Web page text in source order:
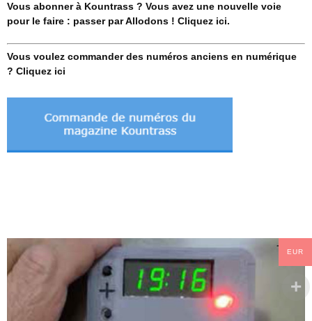
Vous abonner à Kountrass ? Vous avez une nouvelle voie
pour le faire : passer par Allodons ! Cliquez ici.
Vous voulez commander des numéros anciens en numérique
? Cliquez ici
EUR